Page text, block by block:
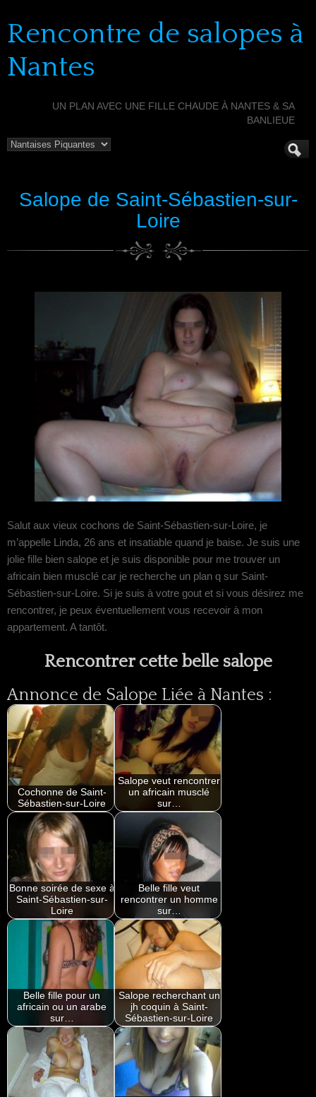
Rencontre de salopes à
Nantes
UN PLAN AVEC UNE FILLE CHAUDE À NANTES & SA
BANLIEUE
Salope de Saint-Sébastien-sur-
Loire
Salut aux vieux cochons de Saint-Sébastien-sur-Loire, je
m’appelle Linda, 26 ans et insatiable quand je baise. Je suis une
jolie fille bien salope et je suis disponible pour me trouver un
africain bien musclé car je recherche un plan q sur Saint-
Sébastien-sur-Loire. Si je suis à votre gout et si vous désirez me
rencontrer, je peux éventuellement vous recevoir à mon
appartement. A tantôt.
Rencontrer cette belle salope
Annonce de Salope Liée à Nantes :
Cochonne de Saint-
Sébastien-sur-Loire
Salope veut rencontrer
un africain musclé
sur…
Bonne soirée de sexe à
Saint-Sébastien-sur-
Loire
Belle fille veut
rencontrer un homme
sur…
Belle fille pour un
africain ou un arabe
sur…
Salope recherchant un
jh coquin à Saint-
Sébastien-sur-Loire